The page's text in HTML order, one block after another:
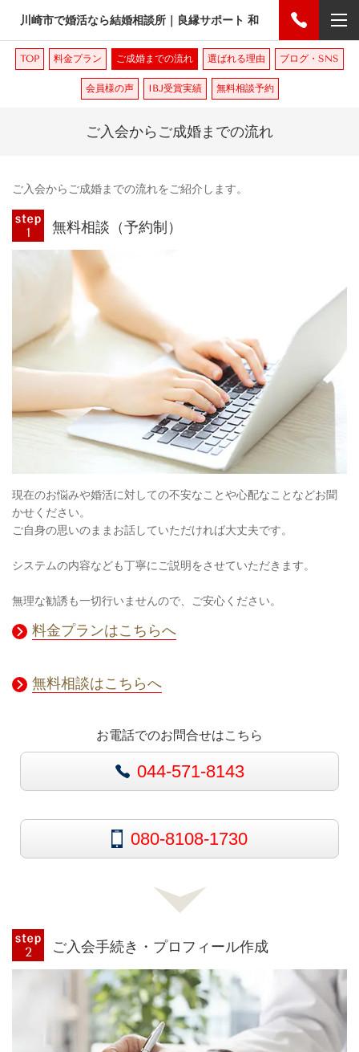
川崎市で婚活なら結婚相談所｜良縁サポート 和
TOP 料金プラン ご成婚までの流れ 選ばれる理由 ブログ・SNS
会員様の声 IBJ受賞実績 無料相談予約
ご入会からご成婚までの流れ
ご入会からご成婚までの流れをご紹介します。
無料相談（予約制）
現在のお悩みや婚活に対しての不安なことや心配なことなどお聞
かせください。
ご自身の思いのままお話していただければ大丈夫です。
システムの内容なども丁寧にご説明をさせていただきます。
無理な勧誘も一切行いませんので、ご安心ください。
料金プランはこちらへ
無料相談はこちらへ
お電話でのお問合せはこちら
044-571-8143
080-8108-1730
ご入会手続き・プロフィール作成